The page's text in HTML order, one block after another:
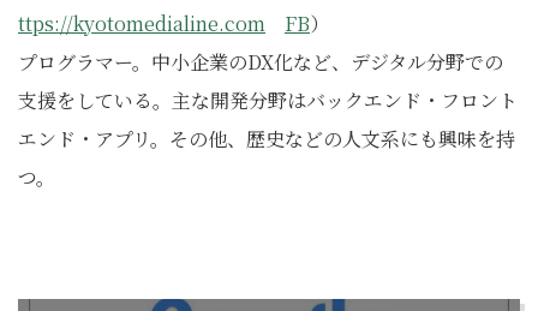
ttps://kyotomedialine.com
FB）
プログラマー。中小企業のDX化など、デジタル分野での
支援をしている。主な開発分野はバックエンド・フロント
エンド・アプリ。その他、歴史などの人文系にも興味を持
つ。